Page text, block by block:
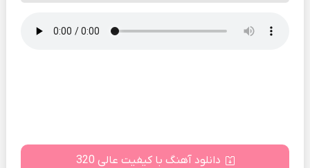
دانلود آهنگ با کیفیت عالی 320